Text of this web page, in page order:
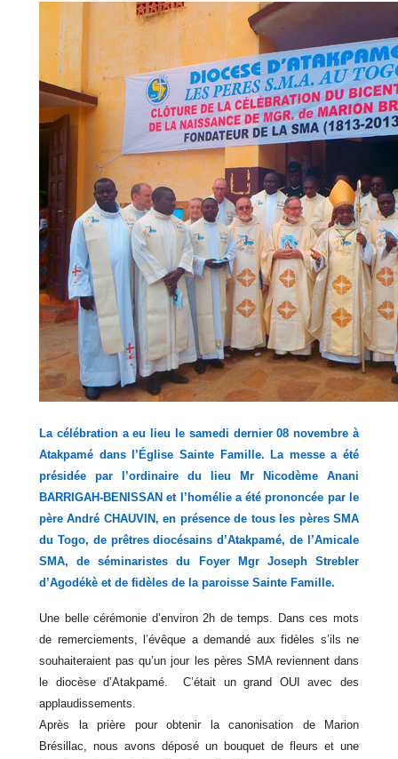
La célébration a eu lieu le samedi dernier 08 novembre à
Atakpamé dans l’Église Sainte Famille. La messe a été
présidée par l’ordinaire du lieu Mr Nicodème Anani
BARRIGAH-BENISSAN et l’homélie a été prononcée par le
père André CHAUVIN, en présence de tous les pères SMA
du Togo, de prêtres diocésains d’Atakpamé, de l’Amicale
SMA, de séminaristes du Foyer Mgr Joseph Strebler
d’Agodékè et de fidèles de la paroisse Sainte Famille.
Une belle cérémonie d’environ 2h de temps. Dans ces mots
de remerciements, l’évêque a demandé aux fidèles s’ils ne
souhaiteraient pas qu’un jour les pères SMA reviennent dans
le diocèse d’Atakpamé. C’était un grand OUI avec des
applaudissements.
Après la prière pour obtenir la canonisation de Marion
Brésillac, nous avons déposé un bouquet de fleurs et une